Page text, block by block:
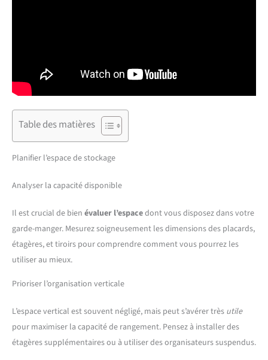
Table des matières
Planifier l’espace de stockage
Analyser la capacité disponible
Il est crucial de bien évaluer l’espacedont vous disposez dans votre
garde-manger. Mesurez soigneusement les dimensions des placards,
étagères, et tiroirs pour comprendre comment vous pourrez les
utiliser au mieux.
Prioriser l’organisation verticale
L’espace vertical est souvent négligé, mais peut s’avérer très utile
pour maximiser la capacité de rangement. Pensez à installer des
étagères supplémentaires ou à utiliser des organisateurs suspendus.